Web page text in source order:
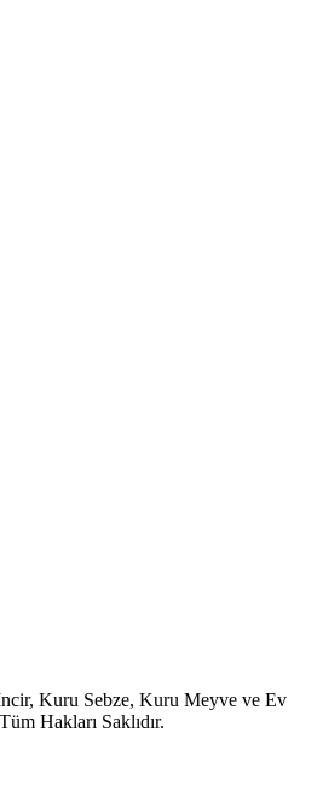
Kuru Sebze, Kuru Meyve ve Ev
Hakları Saklıdır.